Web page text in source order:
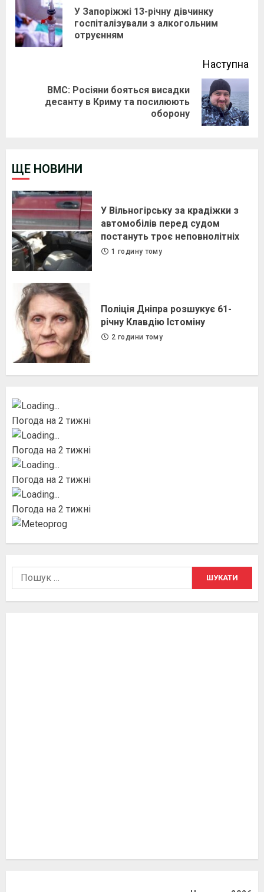
ReadingУ Запоріжжі 13-річну дівчинку
госпіталізували з алкогольним
отруєнням
Наступна
ВМС: Росіяни бояться висадки
десанту в Криму та посилюють
оборону
ЩЕ НОВИНИ
У Вільногірську за крадіжки з
автомобілів перед судом
постануть троє неповнолітніх
1 годину тому
Поліція Дніпра розшукує 61-
річну Клавдію Істоміну
2 години тому
Погода на 2 тижні
Погода на 2 тижні
Погода на 2 тижні
Погода на 2 тижні
Пошук: